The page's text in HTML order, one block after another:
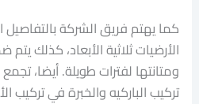
كما يهتم فريق الشركة بالتفاصيل
الأرضيات ثلاثية الأبعاد، كذلك يتم
ومتانتها لفترات طويلة. أيضا،
تركيب الباركيه والخبرة في تركيب